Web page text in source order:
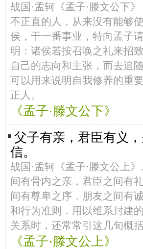
战国·孟轲《孟子·滕文公下
不正直的人，从来没有能够
侯，干一番事业，特向孟子
明：诸侯若按召唤之礼来招
自己的志向和主张，而去追
可以用来说明自我修养的重
正人。
《孟子·滕文公下》
父子有亲，君臣有义
信。
战国·孟轲《孟子·滕文公上
间有骨内之亲，君臣之间有
间有尊卑之序．朋友之间有
和行为准则．用以维系封建
关系时，还常常引这几旬概
《孟子·滕文公上》